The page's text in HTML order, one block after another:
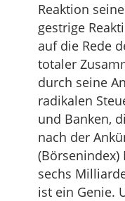
Reaktion
gestrige
auf die Rede
totaler
durch seine
radikalen
und Banken,
nach der
(Börsenindex)
sechs
ist ein Genie.